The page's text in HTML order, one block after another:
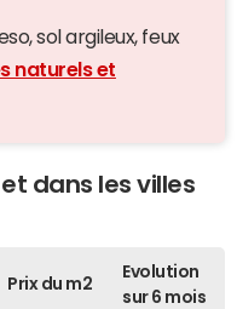
sol argileux, feux
naturels et
dans les villes
Prix du m2
Evolution
sur 6 mois